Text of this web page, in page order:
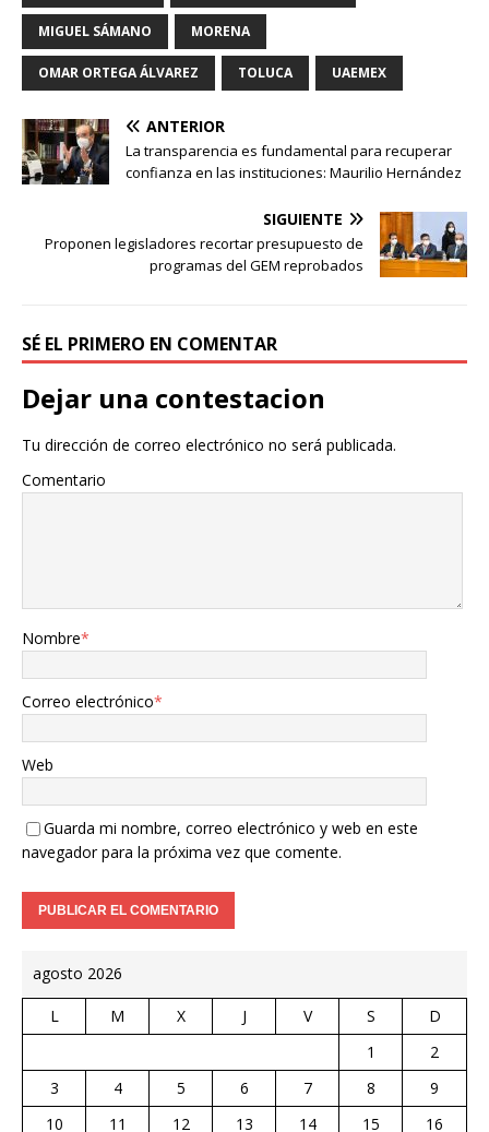
MIGUEL SÁMANO MORENA
OMAR ORTEGA ÁLVAREZ TOLUCA UAEMEX
ANTERIOR
La transparencia es fundamental para recuperar
confianza en las instituciones: Maurilio Hernández
SIGUIENTE
Proponen legisladores recortar presupuesto de
programas del GEM reprobados
SÉ EL PRIMERO EN COMENTAR
Dejar una contestacion
Tu dirección de correo electrónico no será publicada.
Comentario
Nombre*
Correo electrónico*
Web
Guarda mi nombre, correo electrónico y web en este
navegador para la próxima vez que comente.
agosto 2026
L M X J V S
D
1
2
3
4 5 6 7 8
9
10
11 12 13 14 15 16